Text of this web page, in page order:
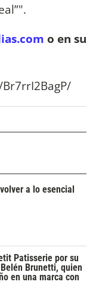
o en su
a lo esencial
Patisserie por su
Brunetti, quien
en una marca con